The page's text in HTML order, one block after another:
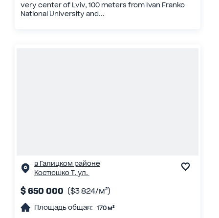
very center of Lviv, 100 meters from Ivan Franko
National University and...
в Галицком районе
Костюшко Т. ул.
$ 650 000 ($3 824/м²)
Площадь общая: 170 м²